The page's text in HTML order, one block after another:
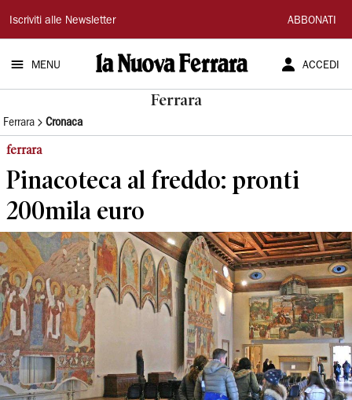
La
Nuova
Ferrara
Iscriviti alle Newsletter ABBONATI
MENU ACCEDI
Ferrara
Ferrara Cronaca
ferrara
Pinacoteca al freddo: pronti
200mila euro